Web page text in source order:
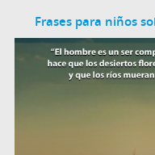
Frases para niños